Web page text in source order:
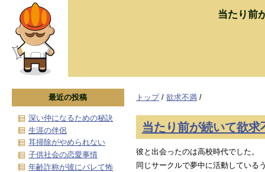
当たり前
トップ/ 欲求不満 /
当たり前が続いて欲求
彼と出会ったのは高校時代でした。
同じサークルで夢中に活動している
最近の投稿
深い仲になるための秘訣
生涯の伴侶
耳掃除がやめられない
子供社会の恋愛事情
年齢詐称が彼にバレて怖